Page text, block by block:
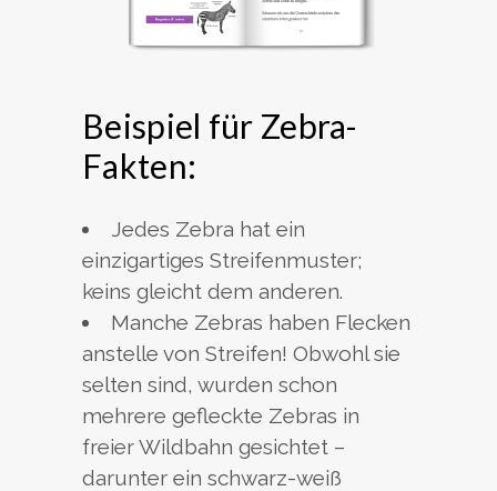
Beispiel für Zebra-
Fakten:
Jedes Zebra hat ein
einzigartiges Streifenmuster;
keins gleicht dem anderen.
Manche Zebras haben Flecken
anstelle von Streifen! Obwohl sie
selten sind, wurden schon
mehrere gefleckte Zebras in
freier Wildbahn gesichtet –
darunter ein schwarz-weiß